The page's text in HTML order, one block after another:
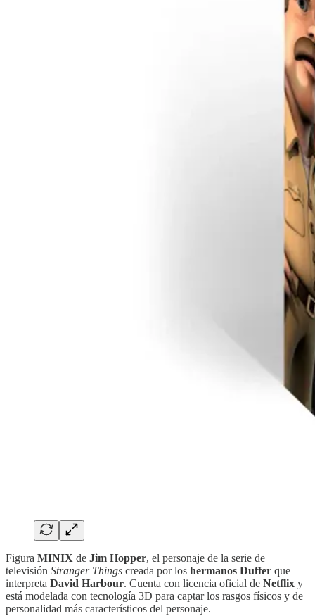
Figura MINIX de Jim Hopper, el personaje de la serie de
televisión Stranger Things creada por los hermanos Duffer que
interpreta David Harbour. Cuenta con licencia oficial de Netflix y
está modelada con tecnología 3D para captar los rasgos físicos y de
personalidad más característicos del personaje.